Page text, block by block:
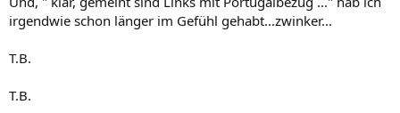
irgendwie schon länger im Gefühl gehabt...zwinker...
T.B.
T.B.